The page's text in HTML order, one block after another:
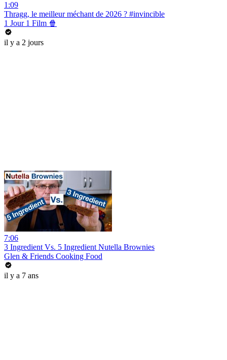
1:09
Thragg, le meilleur méchant de 2026 ? #invincible
1 Jour 1 Film 🍿
il y a 2 jours
7:06
3 Ingredient Vs. 5 Ingredient Nutella Brownies
Glen & Friends Cooking Food
il y a 7 ans